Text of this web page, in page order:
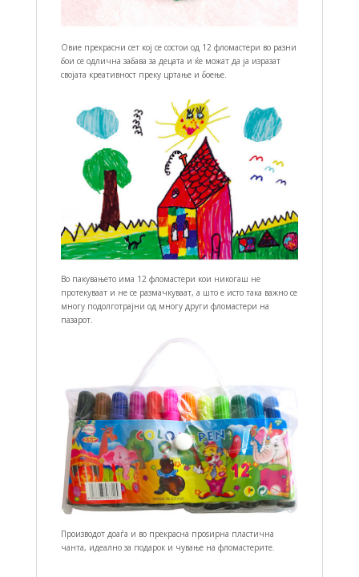
Овие прекрасни сет кој се состои од 12 фломастери во разни
бои се одлична забава за децата и ќе можат да ја изразат
својата креативност преку цртање и боење.
Во пакувањето има 12 фломастери кои никогаш не
протекуваат и не се размачкуваат, а што е исто така важно се
многу подолготрајни од многу други фломастери на
пазарот.
Производот доаѓа и во прекрасна проѕирна пластична
чанта, идеално за подарок и чување на фломастерите.